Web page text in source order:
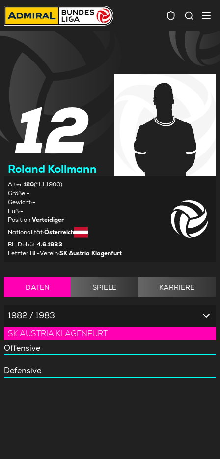
12
Roland Kollmann
Alter:126(*1.1.1900)
Größe:-
Gewicht:-
Fuß:-
Position:Verteidiger
Nationalität:Österreich
BL-Debüt:4.6.1983
Letzter BL-Verein:SK Austria Klagenfurt
DATEN SPIELE KARRIERE
1982 / 1983
SK AUSTRIA KLAGENFURT
Offensive
Defensive